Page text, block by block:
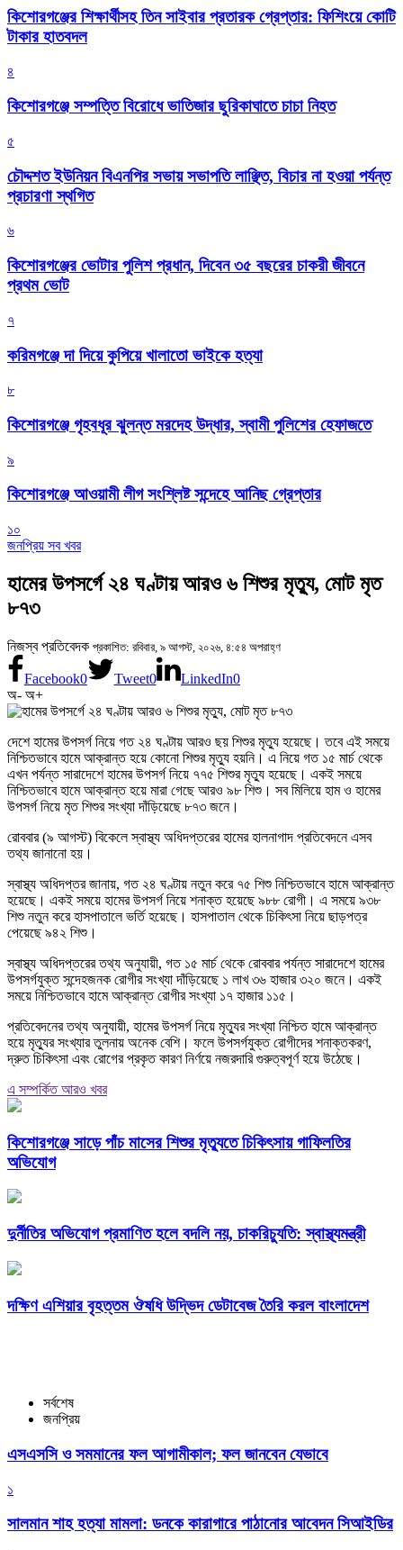
কিশোরগঞ্জের শিক্ষার্থীসহ তিন সাইবার প্রতারক গ্রেপ্তার: ফিশিংয়ে কোটি
টাকার হাতবদল
৪
কিশোরগঞ্জে সম্পত্তি বিরোধে ভাতিজার ছুরিকাঘাতে চাচা নিহত
৫
চৌদ্দশত ইউনিয়ন বিএনপির সভায় সভাপতি লাঞ্ছিত, বিচার না হওয়া পর্যন্ত
প্রচারণা স্থগিত
৬
কিশোরগঞ্জের ভোটার পুলিশ প্রধান, দিবেন ৩৫ বছরের চাকরী জীবনে
প্রথম ভোট
৭
করিমগঞ্জে দা দিয়ে কুপিয়ে খালাতো ভাইকে হত্যা
৮
কিশোরগঞ্জে গৃহবধূর ঝুলন্ত মরদেহ উদ্ধার, স্বামী পুলিশের হেফাজতে
৯
কিশোরগঞ্জে আওয়ামী লীগ সংশ্লিষ্ট সন্দেহে আনিছ গ্রেপ্তার
১০
জনপ্রিয় সব খবর
হামের উপসর্গে ২৪ ঘণ্টায় আরও ৬ শিশুর মৃত্যু, মোট মৃত
৮৭৩
নিজস্ব প্রতিবেদক প্রকাশিত: রবিবার, ৯ আগস্ট, ২০২৬, ৪:৫৪ অপরাহ্ণ
Facebook0 Tweet0 LinkedIn0
অ- অ+
দেশে হামের উপসর্গ নিয়ে গত ২৪ ঘণ্টায় আরও ছয় শিশুর মৃত্যু হয়েছে। তবে এই সময়ে
নিশ্চিতভাবে হামে আক্রান্ত হয়ে কোনো শিশুর মৃত্যু হয়নি। এ নিয়ে গত ১৫ মার্চ থেকে
এখন পর্যন্ত সারাদেশে হামের উপসর্গ নিয়ে ৭৭৫ শিশুর মৃত্যু হয়েছে। একই সময়ে
নিশ্চিতভাবে হামে আক্রান্ত হয়ে মারা গেছে আরও ৯৮ শিশু। সব মিলিয়ে হাম ও হামের
উপসর্গ নিয়ে মৃত শিশুর সংখ্যা দাঁড়িয়েছে ৮৭৩ জনে।
রোববার (৯ আগস্ট) বিকেলে স্বাস্থ্য অধিদপ্তরের হামের হালনাগাদ প্রতিবেদনে এসব
তথ্য জানানো হয়।
স্বাস্থ্য অধিদপ্তর জানায়, গত ২৪ ঘণ্টায় নতুন করে ৭৫ শিশু নিশ্চিতভাবে হামে আক্রান্ত
হয়েছে। একই সময়ে হামের উপসর্গ নিয়ে শনাক্ত হয়েছে ৯৮৮ রোগী। এ সময়ে ৯৩৮
শিশু নতুন করে হাসপাতালে ভর্তি হয়েছে। হাসপাতাল থেকে চিকিৎসা নিয়ে ছাড়পত্র
পেয়েছে ৯৪২ শিশু।
স্বাস্থ্য অধিদপ্তরের তথ্য অনুযায়ী, গত ১৫ মার্চ থেকে রোববার পর্যন্ত সারাদেশে হামের
উপসর্গযুক্ত সন্দেহজনক রোগীর সংখ্যা দাঁড়িয়েছে ১ লাখ ৩৬ হাজার ৩২০ জনে। একই
সময়ে নিশ্চিতভাবে হামে আক্রান্ত রোগীর সংখ্যা ১৭ হাজার ১১৫।
প্রতিবেদনের তথ্য অনুযায়ী, হামের উপসর্গ নিয়ে মৃত্যুর সংখ্যা নিশ্চিত হামে আক্রান্ত
হয়ে মৃত্যুর সংখ্যার তুলনায় অনেক বেশি। ফলে উপসর্গযুক্ত রোগীদের শনাক্তকরণ,
দ্রুত চিকিৎসা এবং রোগের প্রকৃত কারণ নির্ণয়ে নজরদারি গুরুত্বপূর্ণ হয়ে উঠেছে।
এ সম্পর্কিত আরও খবর
কিশোরগঞ্জে সাড়ে পাঁচ মাসের শিশুর মৃত্যুতে চিকিৎসায় গাফিলতির
অভিযোগ
দুর্নীতির অভিযোগ প্রমাণিত হলে বদলি নয়, চাকরিচ্যুতি: স্বাস্থ্যমন্ত্রী
দক্ষিণ এশিয়ার বৃহত্তম ঔষধি উদ্ভিদ ডেটাবেজ তৈরি করল বাংলাদেশ
সর্বশেষ
জনপ্রিয়
এসএসসি ও সমমানের ফল আগামীকাল; ফল জানবেন যেভাবে
১
সালমান শাহ হত্যা মামলা: ডনকে কারাগারে পাঠানোর আবেদন সিআইডির